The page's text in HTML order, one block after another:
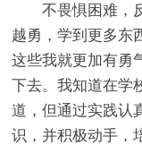
不畏惧困难，
越勇，学到更多东
这些我就更加有勇
下去。我知道在学
道，但通过实践认
识，并积极动手，